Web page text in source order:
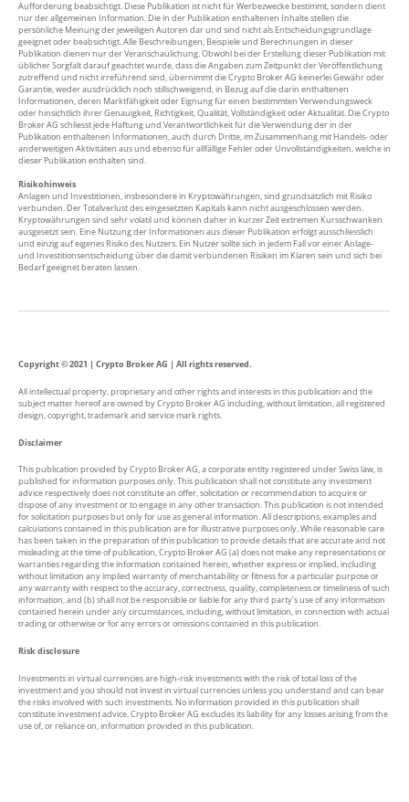
Aufforderung beabsichtigt. Diese Publikation ist nicht für Werbezwecke bestimmt, sondern dient
nur der allgemeinen Information. Die in der Publikation enthaltenen Inhalte stellen die
persönliche Meinung der jeweiligen Autoren dar und sind nicht als Entscheidungsgrundlage
geeignet oder beabsichtigt. Alle Beschreibungen, Beispiele und Berechnungen in dieser
Publikation dienen nur der Veranschaulichung. Obwohl bei der Erstellung dieser Publikation mit
üblicher Sorgfalt darauf geachtet wurde, dass die Angaben zum Zeitpunkt der Veröffentlichung
zutreffend und nicht irreführend sind, übernimmt die Crypto Broker AG keinerlei Gewähr oder
Garantie, weder ausdrücklich noch stillschweigend, in Bezug auf die darin enthaltenen
Informationen, deren Marktfähigkeit oder Eignung für einen bestimmten Verwendungsweck
oder hinsichtlich ihrer Genauigkeit, Richtigkeit, Qualität, Vollständigkeit oder Aktualität. Die Crypto
Broker AG schliesst jede Haftung und Verantwortlichkeit für die Verwendung der in der
Publikation enthaltenen Informationen, auch durch Dritte, im Zusammenhang mit Handels- oder
anderweitigen Aktivitäten aus und ebenso für allfällige Fehler oder Unvollständigkeiten, welche in
dieser Publikation enthalten sind.
Risikohinweis
Anlagen und Investitionen, insbesondere in Kryptowährungen, sind grundsätzlich mit Risiko
verbunden. Der Totalverlust des eingesetzten Kapitals kann nicht ausgeschlossen werden.
Kryptowährungen sind sehr volatil und können daher in kurzer Zeit extremen Kursschwanken
ausgesetzt sein. Eine Nutzung der Informationen aus dieser Publikation erfolgt ausschliesslich
und einzig auf eigenes Risiko des Nutzers. Ein Nutzer sollte sich in jedem Fall vor einer Anlage-
und Investitionsentscheidung über die damit verbundenen Risiken im Klaren sein und sich bei
Bedarf geeignet beraten lassen.
Copyright © 2021 | Crypto Broker AG | All rights reserved.
All intellectual property, proprietary and other rights and interests in this publication and the
subject matter hereof are owned by Crypto Broker AG including, without limitation, all registered
design, copyright, trademark and service mark rights.
Disclaimer
This publication provided by Crypto Broker AG, a corporate entity registered under Swiss law, is
published for information purposes only. This publication shall not constitute any investment
advice respectively does not constitute an offer, solicitation or recommendation to acquire or
dispose of any investment or to engage in any other transaction. This publication is not intended
for solicitation purposes but only for use as general information. All descriptions, examples and
calculations contained in this publication are for illustrative purposes only. While reasonable care
has been taken in the preparation of this publication to provide details that are accurate and not
misleading at the time of publication, Crypto Broker AG (a) does not make any representations or
warranties regarding the information contained herein, whether express or implied, including
without limitation any implied warranty of merchantability or fitness for a particular purpose or
any warranty with respect to the accuracy, correctness, quality, completeness or timeliness of such
information, and (b) shall not be responsible or liable for any third party’s use of any information
contained herein under any circumstances, including, without limitation, in connection with actual
trading or otherwise or for any errors or omissions contained in this publication.
Risk disclosure
Investments in virtual currencies are high-risk investments with the risk of total loss of the
investment and you should not invest in virtual currencies unless you understand and can bear
the risks involved with such investments. No information provided in this publication shall
constitute investment advice. Crypto Broker AG excludes its liability for any losses arising from the
use of, or reliance on, information provided in this publication.